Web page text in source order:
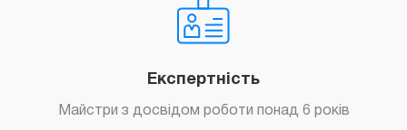
Експертність
Майстри з досвідом роботи понад 6 років